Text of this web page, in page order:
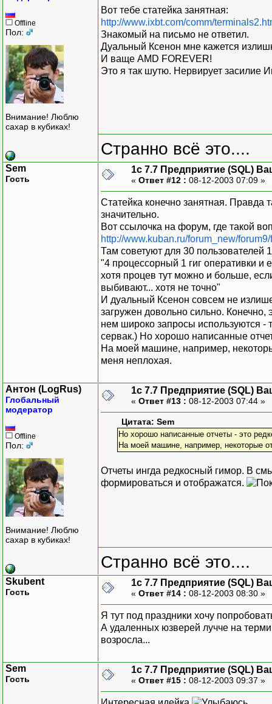
Offline
Пол:
Внимание! Люблю
сахар в кубиках!
Вот тебе статейка занятная:
http://www.ixbt.com/comm/
Знакомый на письмо не ответил.
Дуальный Ксенон мне кажется
И ваще AMD FOREVER!
Это я так шутю. Нервирует засилие
Странно всё это....
Sem
Гость
1с 7.7 Предприятие (SQL)
« Ответ #12 : 08-12-2003 07:09 »
Статейка конечно занятная. Правда
значительно.
Вот ссылочка на форум, где такой
http://www.kuban.ru/forum_new/
Там советуют для 30 пользователей
"4 процессорный 1 гиг оперативки и
хотя процев тут можно и больше,
выбивают... хотя не точно"
И дуальный Ксенон совсем не
загружен довольно сильно. Конечно,
нем широко запросы используются -
сервак.) Но хорошо написанные
На моей машине, например,
меня неплохая.
Антон (LogRus)
Глобальный
модератор
Offline
Пол:
Внимание! Люблю
сахар в кубиках!
1с 7.7 Предприятие (SQL)
« Ответ #13 : 08-12-2003 07:44 »
Цитата: Sem
Но хорошо написанные отчеты - это
На моей машине, например, некоторые
Отчеты ингда редкосный гимор. В
формироваться и отображатся.
Странно всё это....
Skubent
Гость
1с 7.7 Предприятие (SQL)
« Ответ #14 : 08-12-2003 08:30 »
Я тут под праздники хочу
А удаленных юзверей лучче на
возросла...
Sem
Гость
1с 7.7 Предприятие (SQL)
« Ответ #15 : 08-12-2003 09:37 »